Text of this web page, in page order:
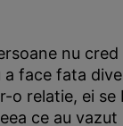
nu
face fata
o relatie, ei se
ce au